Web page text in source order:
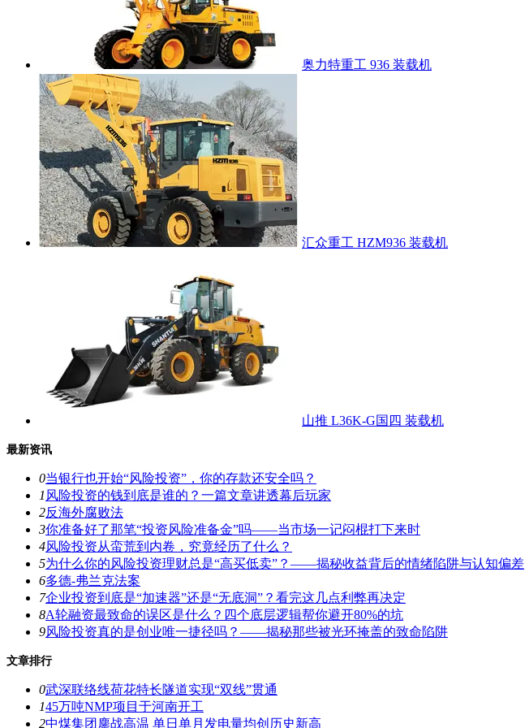
奥力特重工 936 装载机
汇众重工 HZM936 装载机
山推 L36K-G国四 装载机
最新资讯
0当银行也开始“风险投资”，你的存款还安全吗？
1 风险投资的钱到底是谁的？一篇文章讲透幕后玩家
2反海外腐败法
3你准备好了那笔“投资风险准备金”吗——当市场一记闷棍打下来时
4风险投资从蛮荒到内卷，究竟经历了什么？
5为什么你的风险投资理财总是“高买低卖”？——揭秘收益背后的情绪陷阱与认知偏差
6多德-弗兰克法案
7企业投资到底是“加速器”还是“无底洞”？看完这几点利弊再决定
8A轮融资最致命的误区是什么？四个底层逻辑帮你避开80%的坑
9风险投资真的是创业唯一捷径吗？——揭秘那些被光环掩盖的致命陷阱
文章排行
0武深联络线荷花特长隧道实现“双线”贯通
145万吨NMP项目于河南开工
2中煤集团鏖战高温 单日单月发电量均创历史新高